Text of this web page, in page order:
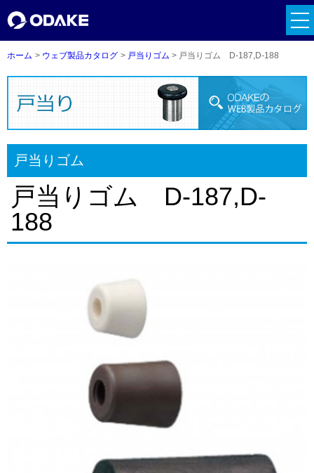
ホーム ウェブ製品カタログ 戸当りゴム 戸当りゴム D-187,D-188
戸当りゴム
戸当りゴム D-187,D-
188